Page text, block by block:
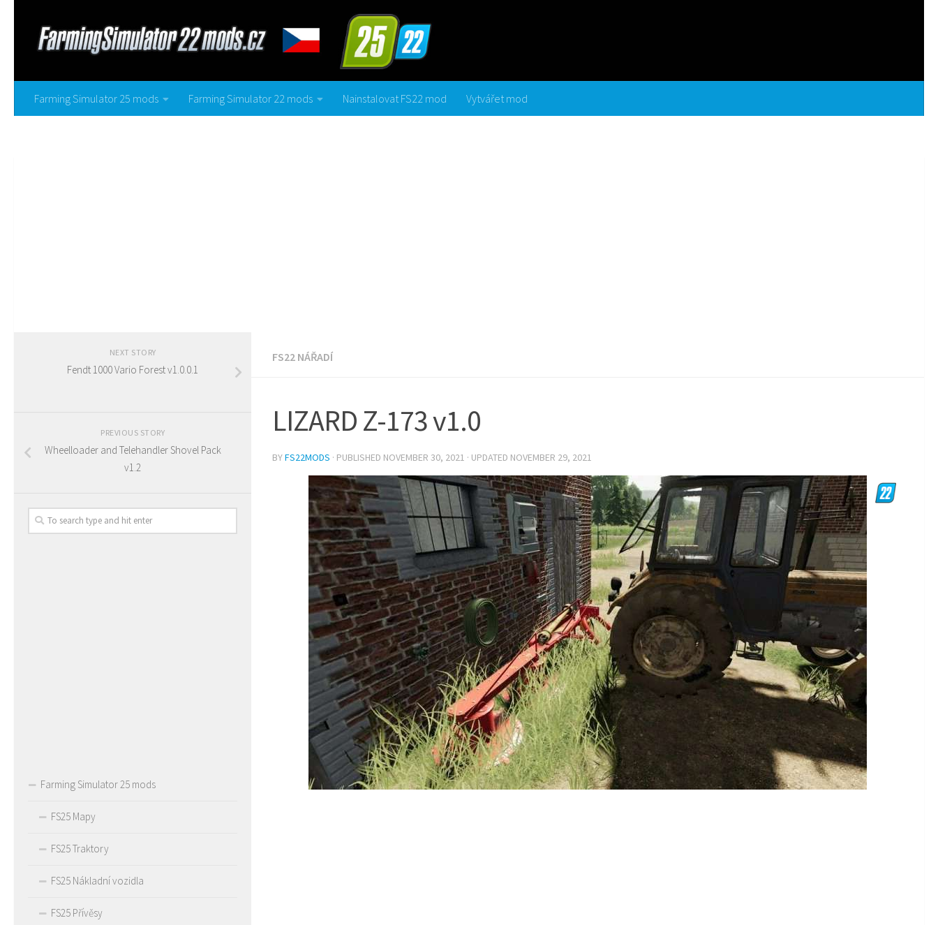
Farming Simulator 25 mods Farming Simulator 22 mods Nainstalovat FS22 mod Vytvářet mod
FS22 NÁŘADÍ
LIZARD Z-173 v1.0
BYFS22MODS · PUBLISHED NOVEMBER 30, 2021 · UPDATED NOVEMBER 29, 2021
NEXT STORY
Fendt 1000 Vario Forest v1.0.0.1
PREVIOUS STORY
Wheelloader and Telehandler Shovel Pack
v1.2
Farming Simulator 25 mods
FS25 Mapy
FS25 Traktory
FS25 Nákladní vozidla
FS25 Přívěsy